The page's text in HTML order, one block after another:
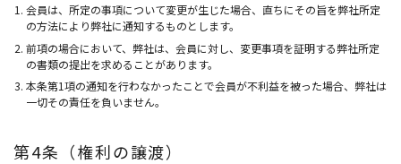
会員は、所定の事項について変更が生じた場合、直ちにその旨を弊社所定
の方法により弊社に通知するものとします。
前項の場合において、弊社は、会員に対し、変更事項を証明する弊社所定
の書類の提出を求めることがあります。
本条第1項の通知を行わなかったことで会員が不利益を被った場合、弊社は
一切その責任を負いません。
第4条（権利の譲渡）